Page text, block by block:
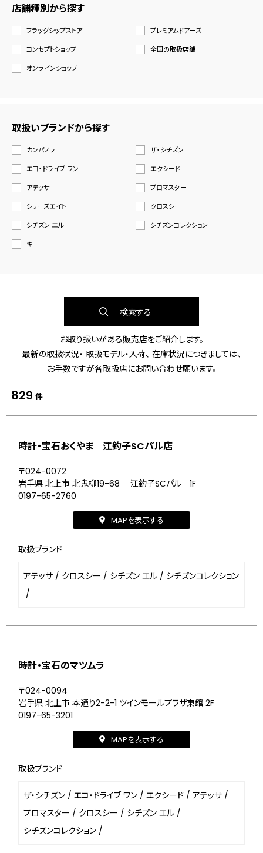
店舗種別から探す
フラッグシップストア
プレミアムドアーズ
コンセプトショップ
全国の取扱店舗
オンラインショップ
取扱いブランドから探す
カンパノラ
ザ・シチズン
エコ・ドライブ ワン
エクシード
アテッサ
プロマスター
シリーズエイト
クロスシー
シチズン エル
シチズンコレクション
キー
検索する
お取り扱いがある販売店をご紹介します。
最新の取扱状況・ 取扱モデル・入荷、 在庫状況につきましては、
お手数ですが各取扱店にお問い合わせ願います。
829 件
時計・宝石おくやま 江釣子SCパル店
〒024-0072
岩手県 北上市 北鬼柳19-68 江釣子SCパル 1F
0197-65-2760
MAPを表示する
取扱ブランド
アテッサ / クロスシー / シチズン エル / シチズンコレクション
/
時計・宝石のマツムラ
〒024-0094
岩手県 北上市 本通り2-2-1 ツインモールプラザ東館 2F
0197-65-3201
MAPを表示する
取扱ブランド
ザ・シチズン / エコ・ドライブ ワン / エクシード / アテッサ /
プロマスター / クロスシー / シチズン エル /
シチズンコレクション /